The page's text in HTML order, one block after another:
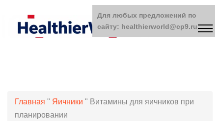
Главная " Яичники " Витамины для яичников при
планировании
Для любых предложений по
сайту: healthierworld@cp9.ru